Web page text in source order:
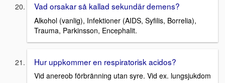
Vad orsakar så kallad sekundär demens?
Alkohol (vanlig), Infektioner (AIDS, Syfilis, Borrelia),
Trauma, Parkinsson, Encephalit.
Hur uppkommer en respiratorisk acidos?
Vid anereob förbränning utan syre. Vid ex. lungsjukdom